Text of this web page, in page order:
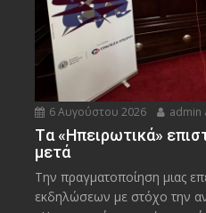
6 Αυγούστου 2026 admin
Tα «Ηπειρωτικά»
μετά
Την πραγματοποίηση μιας
εκδηλώσεων με στόχο την